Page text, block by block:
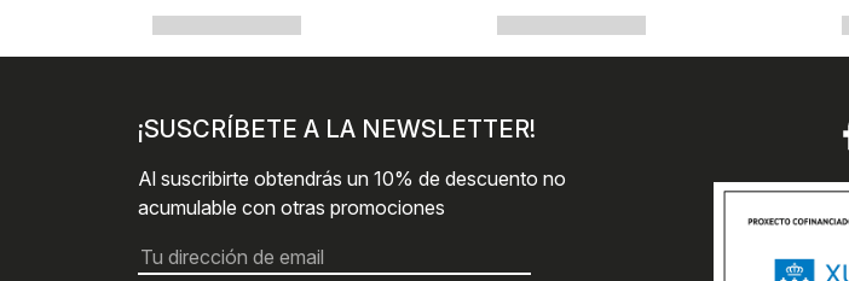
¡SUSCRÍBETE A LA NEWSLETTER!
Al suscribirte obtendrás un 10% de descuento no
acumulable con otras promociones